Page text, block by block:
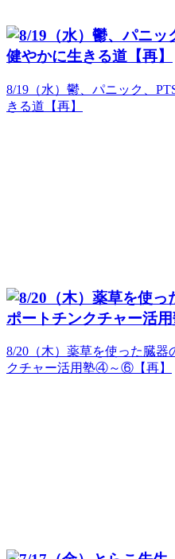
8/19（水）鬱、パニック、
きる道【再】
8/20（木）薬草を使った臓
クチャー活用塾④～⑥【再】